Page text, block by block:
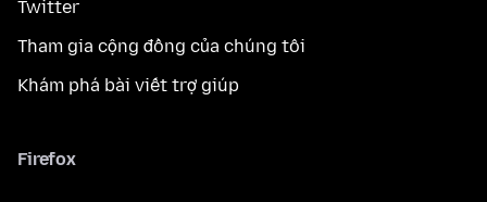
Twitter
Tham gia cộng đồng của chúng tôi
Khám phá bài viết trợ giúp
Firefox